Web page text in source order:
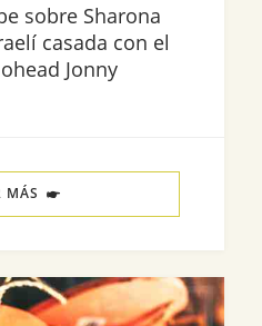
sobre Sharona
casada con el
Jonny
MÁS